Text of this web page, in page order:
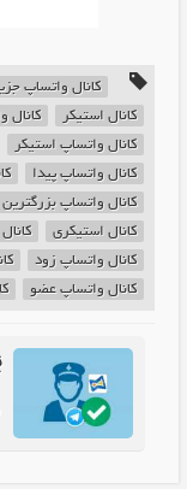
کانال واتساپ
کانال استیکر
کانال
کانال واتساپ استیکر
کانال واتساپ پیدا
کانال واتساپ بزرگترین
کانال استیکری
کانال واتساپ زود
کانال واتساپ عضو